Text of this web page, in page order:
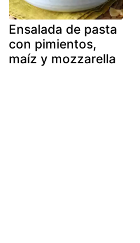
Ensalada de pasta
con pimientos,
maíz y mozzarella